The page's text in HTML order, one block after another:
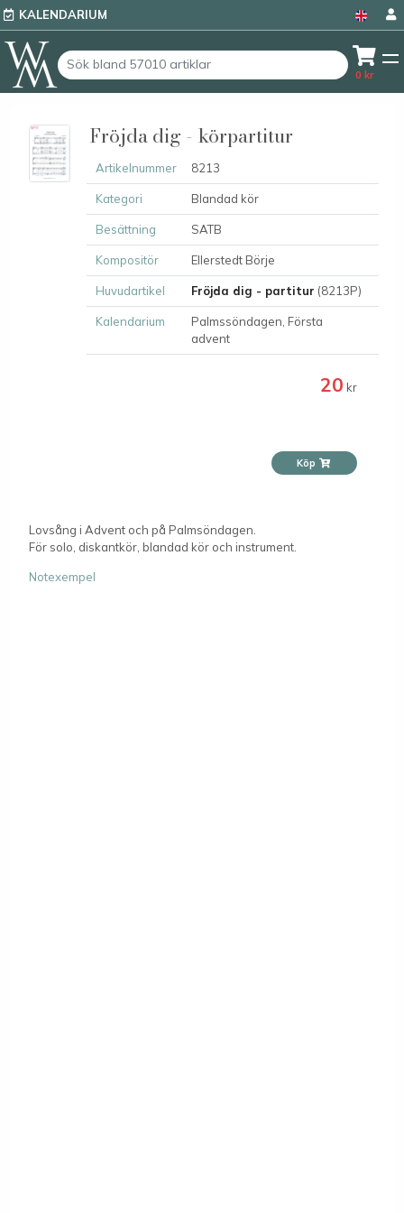
KALENDARIUM
0 kr
Fröjda dig - körpartitur
Artikelnummer 8213
Kategori Blandad kör
Besättning SATB
Kompositör Ellerstedt Börje
Huvudartikel Fröjda dig - partitur (8213P)
Kalendarium
Palmssöndagen, Första
advent
20 kr
Köp
Lovsång i Advent och på Palmsöndagen.
För solo, diskantkör, blandad kör och instrument.
Notexempel